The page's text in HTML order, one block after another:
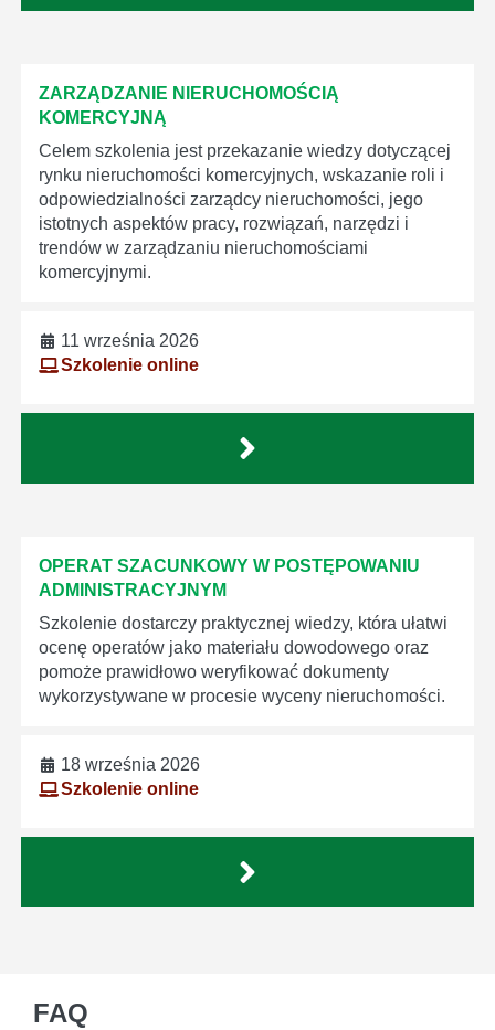
ZARZĄDZANIE NIERUCHOMOŚCIĄ
KOMERCYJNĄ
Celem szkolenia jest przekazanie wiedzy dotyczącej
rynku nieruchomości komercyjnych, wskazanie roli i
odpowiedzialności zarządcy nieruchomości, jego
istotnych aspektów pracy, rozwiązań, narzędzi i
trendów w zarządzaniu nieruchomościami
komercyjnymi.
11 września 2026
Szkolenie online
OPERAT SZACUNKOWY W POSTĘPOWANIU
ADMINISTRACYJNYM
Szkolenie dostarczy praktycznej wiedzy, która ułatwi
ocenę operatów jako materiału dowodowego oraz
pomoże prawidłowo weryfikować dokumenty
wykorzystywane w procesie wyceny nieruchomości.
18 września 2026
Szkolenie online
FAQ